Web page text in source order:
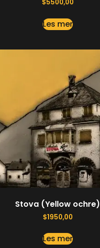
$5500,00
Les mer
Stova (Yellow ochre)
$1950,00
Les mer